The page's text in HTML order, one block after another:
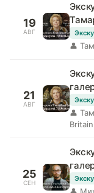
19
АВГ
👤
21
АВГ
👤
Britain
25
СЕН